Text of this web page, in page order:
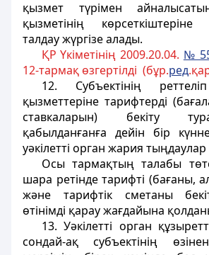
қызмет түрімен
қызметінің
талдау жүргізе алады.
ҚР Үкіметінің 2009.20.04. №
12-тармақ өзгертілді (бұр.ред
12. Субъектінің реттеліп
қызметтеріне тарифтерді
ставкаларын) бекіту
қабылданғанға дейін бір
уәкілетті орган жария тыңдаулар
Осы тармақтың талабы
шара ретінде тарифті (бағаны,
және тарифтік сметаны
өтінімді қарау жағдайына
13. Уәкілетті орган
сондай-ақ субъектінің